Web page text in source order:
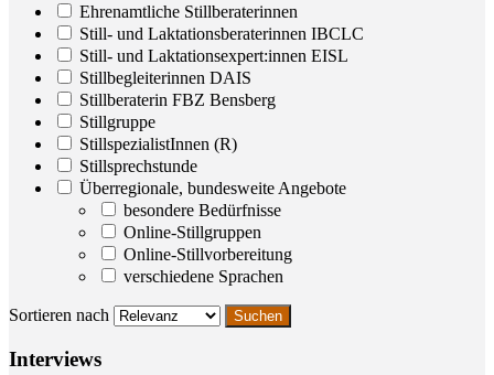
Ehrenamtliche Stillberaterinnen
Still- und Laktationsberaterinnen IBCLC
Still- und Laktationsexpert:innen EISL
Stillbegleiterinnen DAIS
Stillberaterin FBZ Bensberg
Stillgruppe
StillspezialistInnen (R)
Stillsprechstunde
Überregionale, bundesweite Angebote
besondere Bedürfnisse
Online-Stillgruppen
Online-Stillvorbereitung
verschiedene Sprachen
Sortieren nach
Inter­views